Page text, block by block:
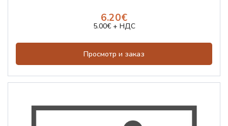
6.20€
5.00€ + НДС
Просмотр и заказ